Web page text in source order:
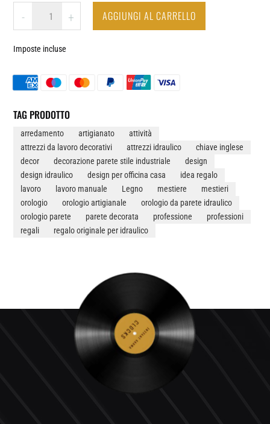
DA
IN
LEGNO
- + AGGIUNGI AL CARRELLO
Imposte incluse
TAG PRODOTTO
arredamento artigianato
attività
attrezzi da lavoro decorativi
attrezzi idraulico
chiave inglese
decor
decorazione parete stile industriale
design
design idraulico
design per officina casa
idea regalo
lavoro
lavoro manuale Legno mestiere
mestieri
orologio
orologio artigianale
orologio da parete idraulico
orologio parete
parete decorata professione
professioni
regali
regalo originale per idraulico